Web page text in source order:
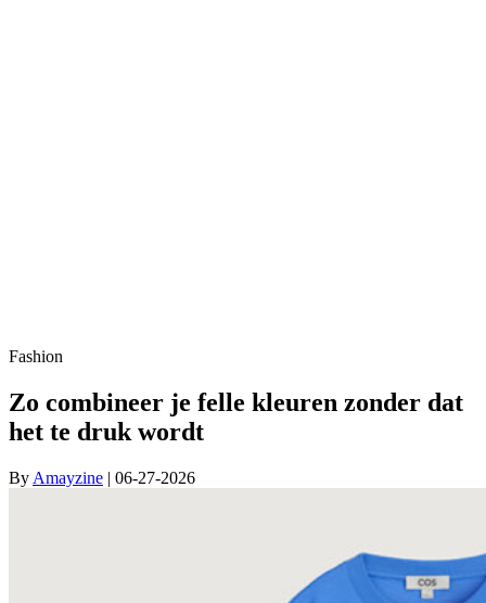
Fashion
Zo combineer je felle kleuren zonder dat
het te druk wordt
By Amayzine | 06-27-2026